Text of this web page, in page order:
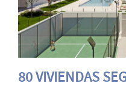
80 VIVIENDAS